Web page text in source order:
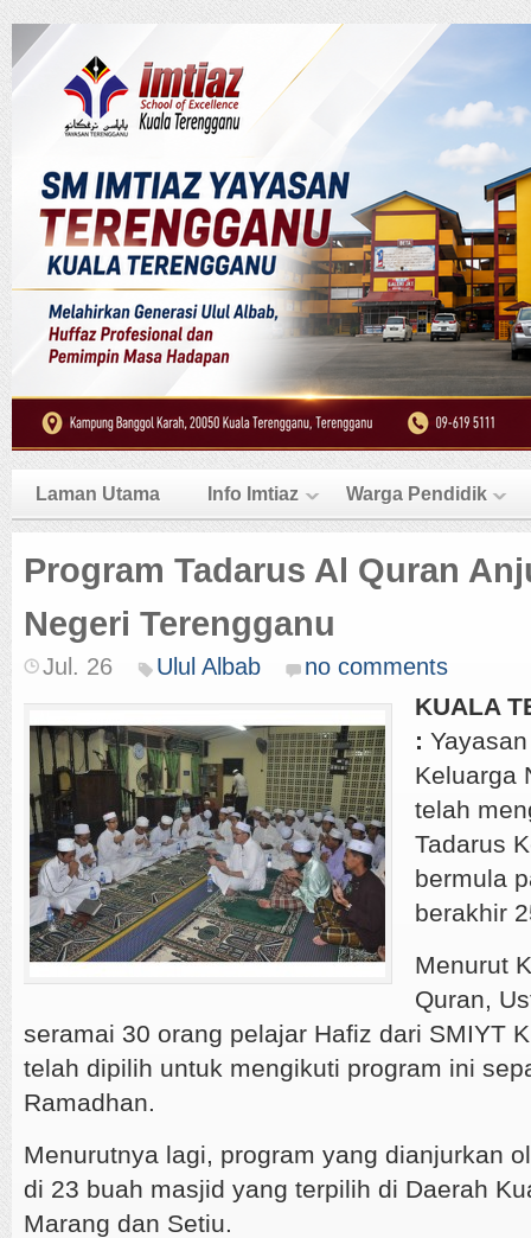
Laman Utama Info Imtiaz Warga Pendidik
Program Tadarus Al Quran
Negeri Terengganu
Jul. 26 Ulul Albab no comments
KUALA
:
Keluarga
telah
Tadarus
bermula
berakhir
Menurut
Quran,
seramai 30 orang pelajar Hafiz dari SMIYT
telah dipilih untuk mengikuti program ini
Ramadhan.
Menurutnya lagi, program yang dianjurkan
di 23 buah masjid yang terpilih di Daerah
Marang dan Setiu.